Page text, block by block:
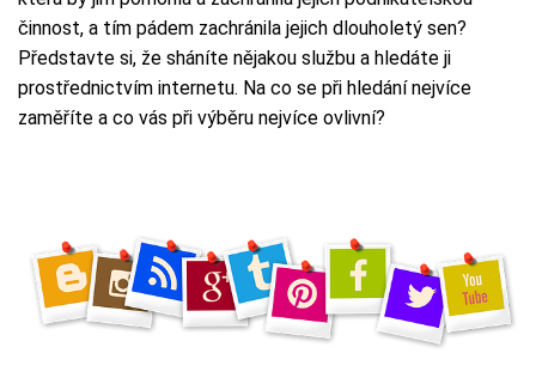
činnost, a tím pádem zachránila jejich dlouholetý sen?
Představte si, že sháníte nějakou službu a hledáte ji
prostřednictvím internetu. Na co se při hledání nejvíce
zaměříte a co vás při výběru nejvíce ovlivní?